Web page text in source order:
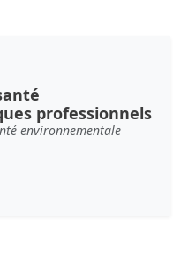
professionnels
environnementale